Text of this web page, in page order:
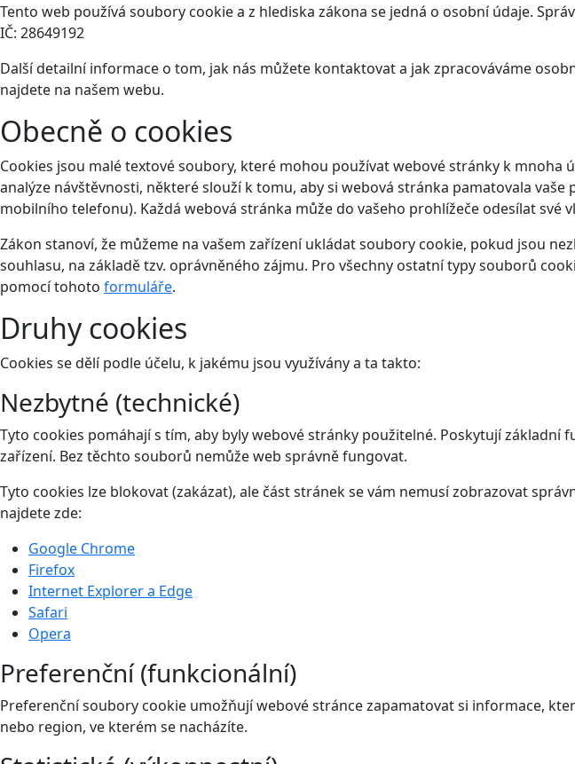
Tento web používá soubory cookie a z hlediska zákona se jedná o osobní údaje.
IČ: 28649192
Další detailní informace o tom, jak nás můžete kontaktovat a jak zpracováváme
najdete na našem webu.
Obecně o cookies
Cookies jsou malé textové soubory, které mohou používat webové stránky k
analýze návštěvnosti, některé slouží k tomu, aby si webová stránka pamatovala
mobilního telefonu). Každá webová stránka může do vašeho prohlížeče odesílat
Zákon stanoví, že můžeme na vašem zařízení ukládat soubory cookie, pokud jsou
souhlasu, na základě tzv. oprávněného zájmu. Pro všechny ostatní typy souborů
pomocí tohoto formuláře.
Druhy cookies
Cookies se dělí podle účelu, k jakému jsou využívány a ta takto:
Nezbytné (technické)
Tyto cookies pomáhají s tím, aby byly webové stránky použitelné. Poskytují
zařízení. Bez těchto souborů nemůže web správně fungovat.
Tyto cookies lze blokovat (zakázat), ale část stránek se vám nemusí zobrazovat
najdete zde:
Google Chrome
Firefox
Internet Explorer a Edge
Safari
Opera
Preferenční (funkcionální)
Preferenční soubory cookie umožňují webové stránce zapamatovat si informace,
nebo region, ve kterém se nacházíte.